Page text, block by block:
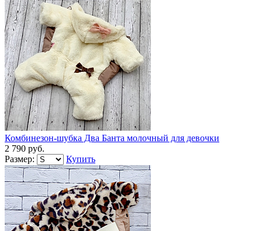
Комбинезон-шубка Два Банта молочный для девочки
2 790 руб.
Размер:
Купить